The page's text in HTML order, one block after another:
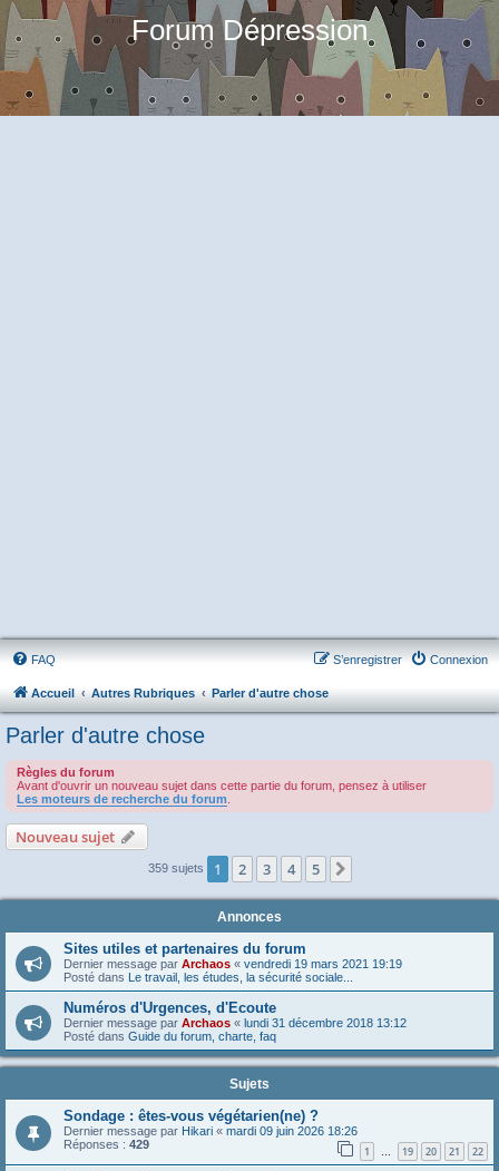
Forum Dépression
FAQ Connexion
S’enregistrer
Accueil Autres Rubriques Parler d'autre chose
Parler d'autre chose
Règles du forum
Avant d'ouvrir un nouveau sujet dans cette partie du forum, pensez à utiliser
Les moteurs de recherche du forum
Nouveau sujet
359 sujets 1 2 3 4 5
Annonces
Sites utiles et partenaires du forum
Dernier message par Archaos « vendredi 19 mars 2021 19:19
Posté dans Le travail, les études, la sécurité sociale...
Numéros d'Urgences, d'Ecoute
Dernier message par Archaos « lundi 31 décembre 2018 13:12
Posté dans Guide du forum, charte, faq
Sujets
Sondage : êtes-vous végétarien(ne) ?
Dernier message par Hikari « mardi 09 juin 2026 18:26
Réponses : 429 1 … 19 20 21 22